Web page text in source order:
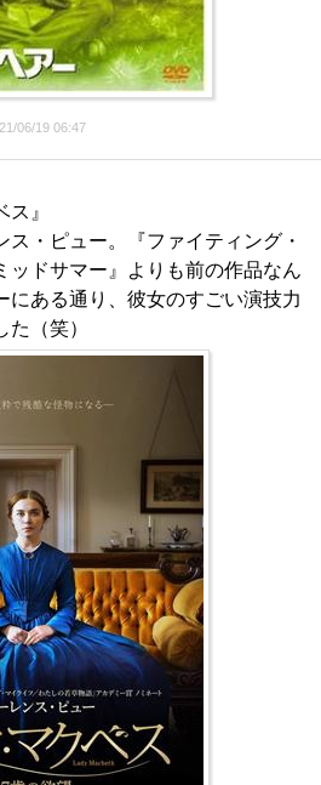
06/19 06:47
ス』
ス・ピュー。『ファイティング・
ッドサマー』よりも前の作品なん
にある通り、彼女のすごい演技力
（笑）